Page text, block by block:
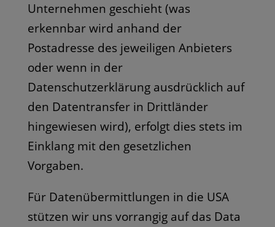
Unternehmen geschieht (was
erkennbar wird anhand der
Postadresse des jeweiligen Anbieters
oder wenn in der
Datenschutzerklärung ausdrücklich auf
den Datentransfer in Drittländer
hingewiesen wird), erfolgt dies stets im
Einklang mit den gesetzlichen
Vorgaben.
Für Datenübermittlungen in die USA
stützen wir uns vorrangig auf das Data